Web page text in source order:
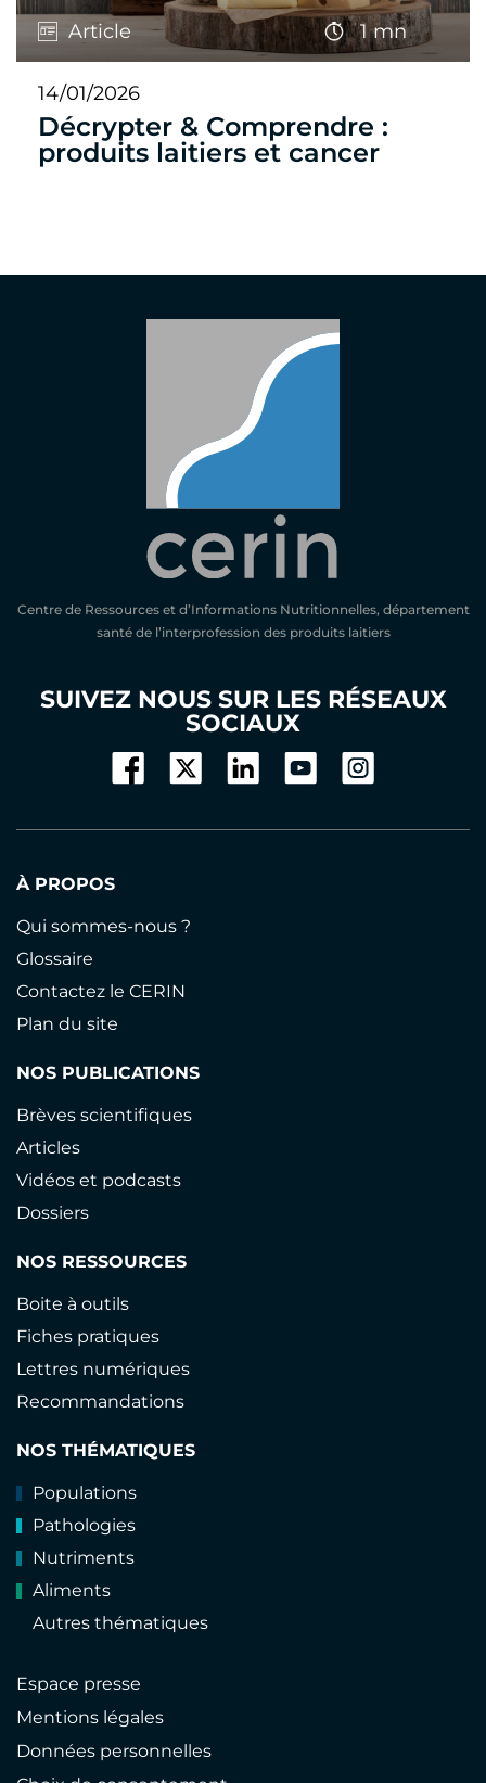
Article 1 mn
14/01/2026
Décrypter & Comprendre :
produits laitiers et cancer
Centre de Ressources et d’Informations Nutritionnelles, département
santé de l’interprofession des produits laitiers
SUIVEZ NOUS SUR LES RÉSEAUX
SOCIAUX
À PROPOS
Qui sommes-nous ?
Glossaire
Contactez le CERIN
Plan du site
NOS PUBLICATIONS
Brèves scientifiques
Articles
Vidéos et podcasts
Dossiers
NOS RESSOURCES
Boite à outils
Fiches pratiques
Lettres numériques
Recommandations
NOS THÉMATIQUES
Populations
Pathologies
Nutriments
Aliments
Autres thématiques
Espace presse
Mentions légales
Données personnelles